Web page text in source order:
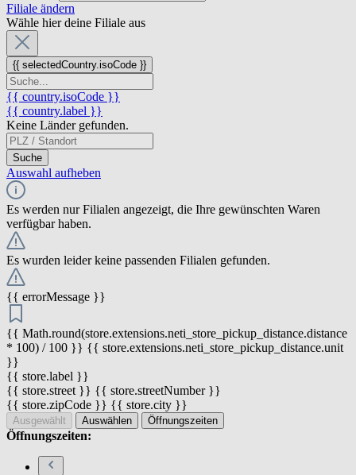
Filiale ändern
Wähle hier deine Filiale aus
{{ selectedCountry.isoCode }}
{{ country.isoCode }}
{{ country.label }}
Keine Länder gefunden.
Suche
Auswahl aufheben
Es werden nur Filialen angezeigt, die Ihre gewünschten Waren
verfügbar haben.
Es wurden leider keine passenden Filialen gefunden.
{{ errorMessage }}
{{ Math.round(store.extensions.neti_store_pickup_distance.distance
* 100) / 100 }} {{ store.extensions.neti_store_pickup_distance.unit
}}
{{ store.label }}
{{ store.street }} {{ store.streetNumber }}
{{ store.zipCode }} {{ store.city }}
Ausgewählt Auswählen Öffnungszeiten
Öffnungszeiten: